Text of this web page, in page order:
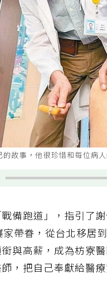
故事，他很珍惜和每位病
備跑道」，指引了
帶眷，從台北移居
與高薪，成為枋寮
，把自己奉獻給醫